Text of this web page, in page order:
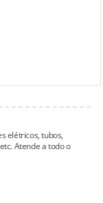
elétricos, tubos,
Atende a todo o